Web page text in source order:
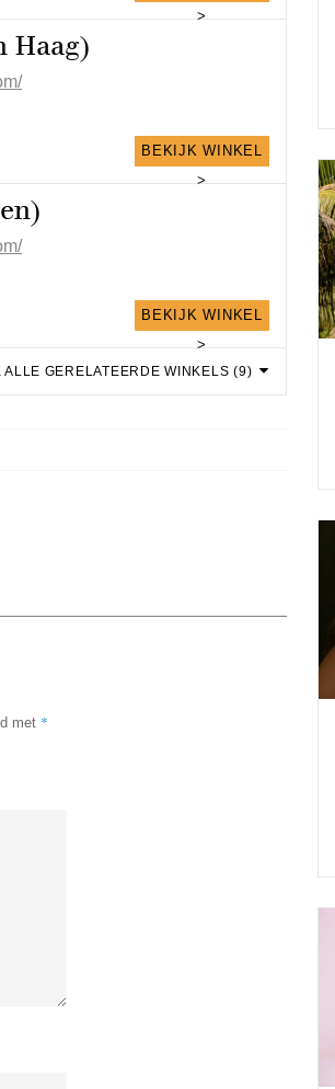
>
Haag)
BEKIJK WINKEL
>
BEKIJK WINKEL
>
ALLE GERELATEERDE WINKELS (9)
met *